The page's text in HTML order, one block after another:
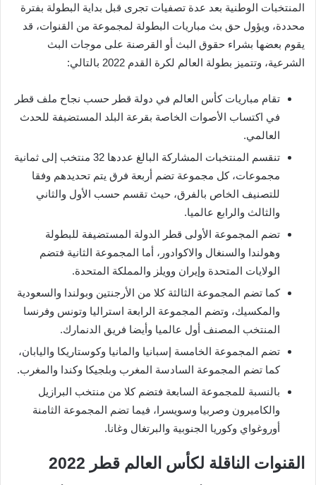
المنتخبات الوطنية بعد عدة تصفيات تجرى قبل بداية البطولة بفترة
محددة، ويؤول حق بث مباريات البطولة لمجموعة من القنوات، قد
يقوم بعضها بشراء حقوق البث أو القرصنة على موجات البث
الشرعية، وتتميز بطولة العالم لكرة القدم 2022 بالتالي:
تقام مباريات كأس العالم في دولة قطر حسب نجاح ملف قطر
في اكتساب الأصوات الخاصة بقرعة البلد المستضيفة للحدث
العالمي.
تنقسم المنتخبات المشاركة البالغ عددها 32 منتخب إلى ثمانية
مجموعات، كل مجموعة تضم أربعة فرق يتم تحديدهم وفقا
للتصنيف الخاص بالفرق، حيث تقسم حسب الأول والثاني
والثالث والرابع عالميا.
تضم المجموعة الأولى قطر الدولة المستضيفة للبطولة
وهولندا والسنغال والاكوادور، أما المجموعة الثانية فتضم
الولايات المتحدة وإيران وويلز والمملكة المتحدة.
كما تضم المجموعة الثالثة كلا من الأرجنتين وبولندا والسعودية
والمكسيك، وتضم المجموعة الرابعة استراليا وتونس وفرنسا
المنتخب المصنف أول عالميا وأيضا فريق الدنمارك.
تضم المجموعة الخامسة إسبانيا والمانيا وكوستاريكا واليابان،
كما تضم المجموعة السادسة المغرب وبلجيكا وكندا والمغرب.
بالنسبة للمجموعة السابعة فتضم كلا من منتخب البرازيل
والكاميرون وصربيا وسويسرا، فيما تضم المجموعة الثامنة
أوروغواي وكوريا الجنوبية والبرتغال وغانا.
القنوات الناقلة لكأس العالم قطر 2022